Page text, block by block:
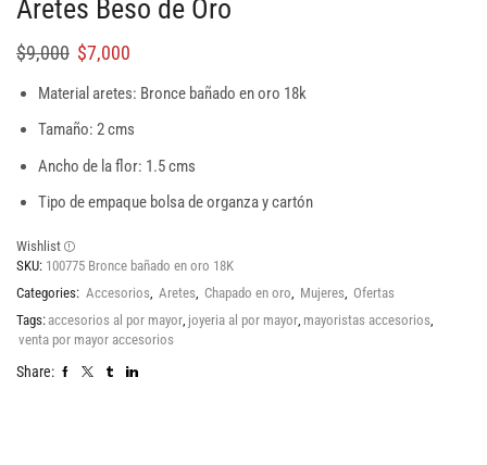
Aretes Beso de Oro
$9,000 $7,000
Material aretes: Bronce bañado en oro 18k
Tamaño: 2 cms
Ancho de la flor: 1.5 cms
Tipo de empaque bolsa de organza y cartón
Wishlist
SKU: 100775 Bronce bañado en oro 18K
Categories: Accesorios Aretes Chapado en oro Mujeres Ofertas
Tags: accesorios al por mayor joyeria al por mayor mayoristas accesorios
venta por mayor accesorios
Share: